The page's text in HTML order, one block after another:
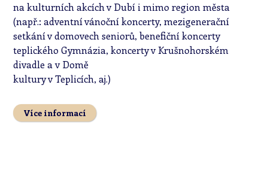
na kulturních akcích v Dubí i mimo region města
(např.: adventní vánoční koncerty, mezigenerační
setkání v domovech seniorů, benefiční koncerty
teplického Gymnázia, koncerty v Krušnohorském
divadle a v Domě
kultury v Teplicích, aj.)
Více informací